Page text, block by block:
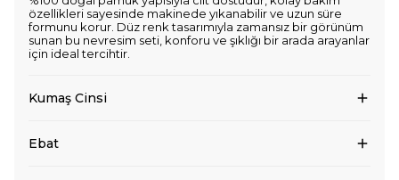
özellikleri sayesinde makinede yıkanabilir ve uzun süre
formunu korur. Düz renk tasarımıyla zamansız bir görünüm
sunan bu nevresim seti, konforu ve şıklığı bir arada arayanlar
için ideal tercihtir.
Kumaş Cinsi
Ebat